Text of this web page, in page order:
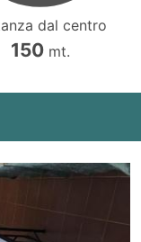
dal centro
150 mt.